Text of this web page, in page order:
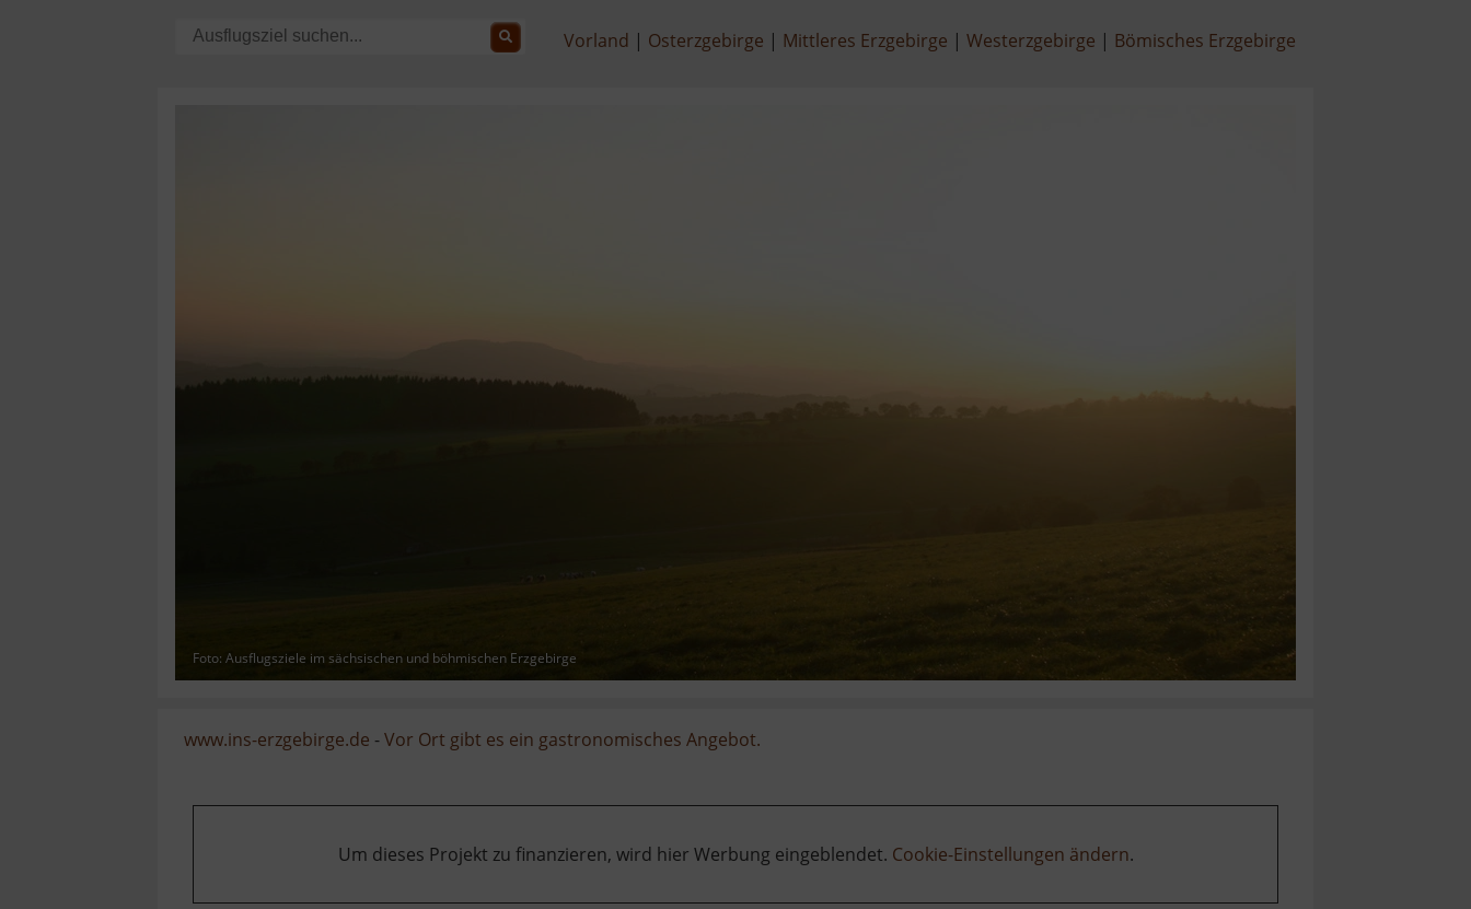
Vorland Osterzgebirge Mittleres Erzgebirge Westerzgebirge Bömisches Erzgebirge
Foto: Ausflugsziele im sächsischen und böhmischen Erzgebirge
www.ins-erzgebirge.de -Vor Ort gibt es ein gastronomisches Angebot.
Um dieses Projekt zu finanzieren, wird hier Werbung eingeblendet. Cookie-Einstellungen ändern.